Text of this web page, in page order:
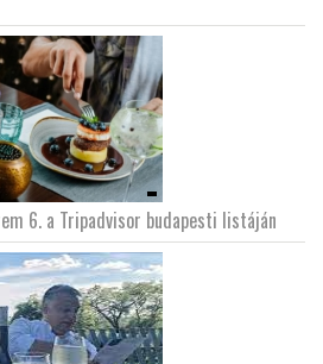
6. a Tripadvisor budapesti listáján